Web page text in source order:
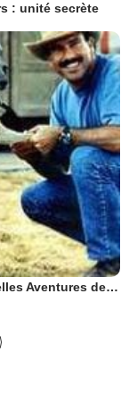
: unité secrète
Les Nouvelles Aventures de Skippy